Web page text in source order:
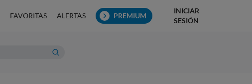
FAVORITAS ALERTAS PREMIUM
INICIAR
SESIÓN